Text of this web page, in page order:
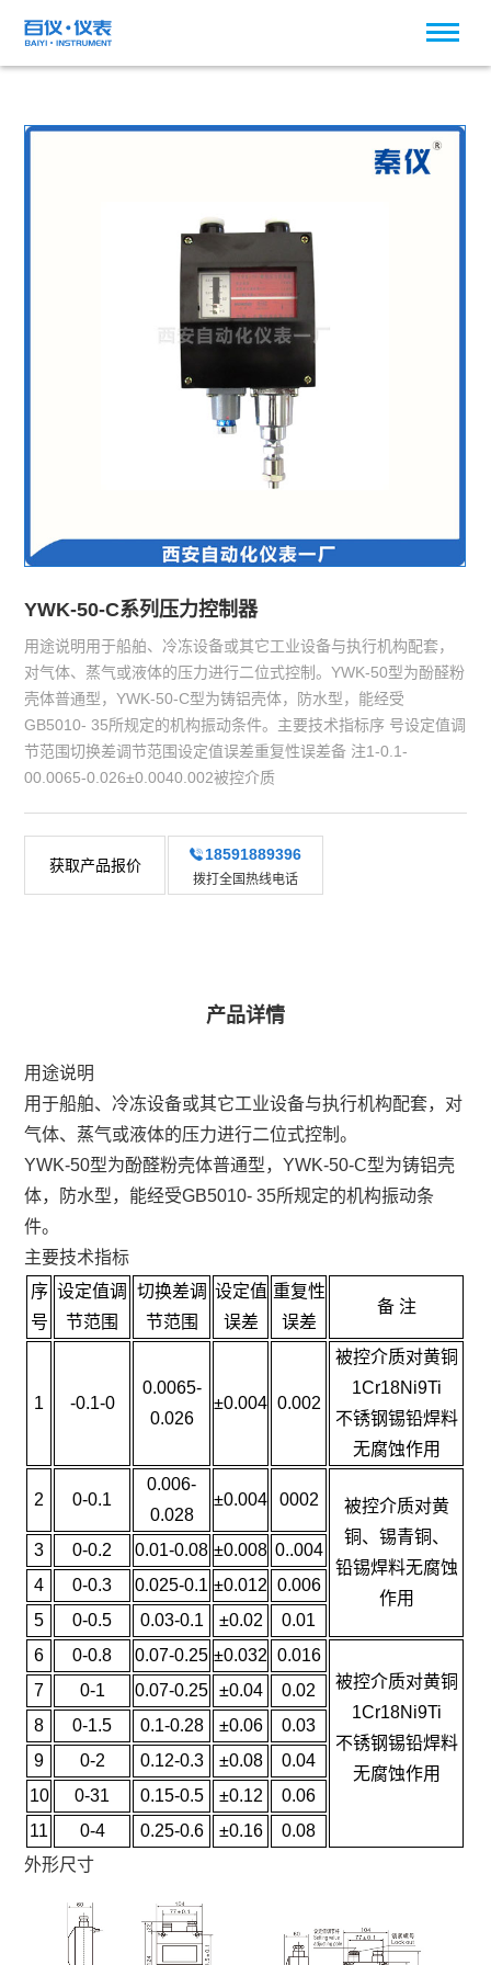
YWK-50-C系列压力控制器
用途说明用于船舶、冷冻设备或其它工业设备与执行机构配套，
对气体、蒸气或液体的压力进行二位式控制。YWK-50型为酚醛粉
壳体普通型，YWK-50-C型为铸铝壳体，防水型，能经受
GB5010- 35所规定的机构振动条件。主要技术指标序 号设定值调
节范围切换差调节范围设定值误差重复性误差备 注1-0.1-
00.0065-0.026±0.0040.002被控介质
获取产品报价
18591889396
拨打全国热线电话
产品详情
用途说明
用于船舶、冷冻设备或其它工业设备与执行机构配套，对
气体、蒸气或液体的压力进行二位式控制。
YWK-50型为酚醛粉壳体普通型，YWK-50-C型为铸铝壳
体，防水型，能经受GB5010- 35所规定的机构振动条
件。
主要技术指标
序
号
设定值调
节范围
切换差调
节范围
设定值
误差
重复性
误差
备 注
1 -0.1-0
0.0065-
0.026
±0.004 0.002
被控介质对黄铜
1Cr18Ni9Ti
不锈钢锡铅焊料
无腐蚀作用
2 0-0.1
0.006-
0.028
±0.004 0002
被控介质对黄
铜、锡青铜、
铅锡焊料无腐蚀
作用
3 0-0.2 0.01-0.08 ±0.008 0..004
4
0-0.3 0.025-0.1 ±0.012 0.006
5
0-0.5 0.03-0.1 ±0.02
0.01
6
0-0.8 0.07-0.25 ±0.032 0.016
被控介质对黄铜
1Cr18Ni9Ti
不锈钢锡铅焊料
无腐蚀作用
7 0-1 0.07-0.25 ±0.04
0.02
8
0-1.5 0.1-0.28 ±0.06
0.03
9
0-2 0.12-0.3 ±0.08
0.04
10
0-31 0.15-0.5 ±0.12
0.06
11
0-4 0.25-0.6 ±0.16
0.08
外形尺寸